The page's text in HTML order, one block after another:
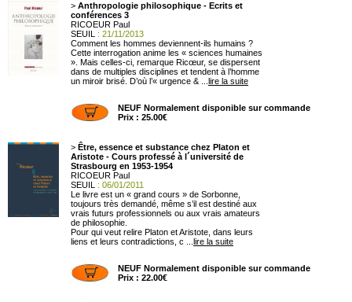
> Anthropologie philosophique - Ecrits et
conférences 3
RICOEUR Paul
SEUIL
: 21/11/2013
Comment les hommes deviennent-ils humains ?
Cette interrogation anime les « sciences humaines
». Mais celles-ci, remarque Ricœur, se dispersent
dans de multiples disciplines et tendent à l’homme
un miroir brisé. D’où l’« urgence & ... lire la suite
NEUF Normalement disponible sur commande
Prix : 25.00€
> Être, essence et substance chez Platon et
Aristote - Cours professé à l´université de
Strasbourg en 1953-1954
RICOEUR Paul
SEUIL
: 06/01/2011
Le livre est un « grand cours » de Sorbonne,
toujours très demandé, même s’il est destiné aux
vrais futurs professionnels ou aux vrais amateurs
de philosophie.
Pour qui veut relire Platon et Aristote, dans leurs
liens et leurs contradictions, c ... lire la suite
NEUF Normalement disponible sur commande
Prix : 22.00€